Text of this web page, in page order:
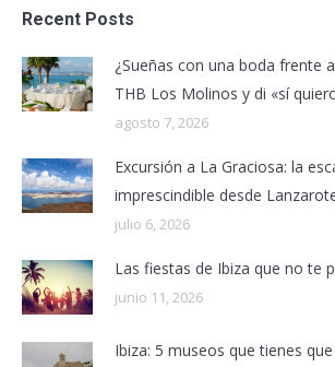
Recent Posts
¿Sueñas con una boda frente
THB Los Molinos y di «sí
agosto 7, 2026
Excursión a La Graciosa: la
imprescindible desde
julio 6, 2026
Las fiestas de Ibiza que no te
junio 11, 2026
Ibiza: 5 museos que tienes